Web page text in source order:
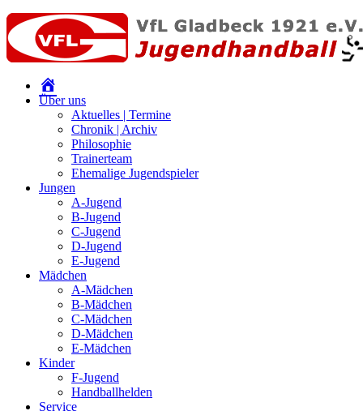
Über uns
Aktuelles | Termine
Chronik | Archiv
Philosophie
Trainerteam
Ehemalige Jugendspieler
Jungen
A-Jugend
B-Jugend
C-Jugend
D-Jugend
E-Jugend
Mädchen
A-Mädchen
B-Mädchen
C-Mädchen
D-Mädchen
E-Mädchen
Kinder
F-Jugend
Handballhelden
Service